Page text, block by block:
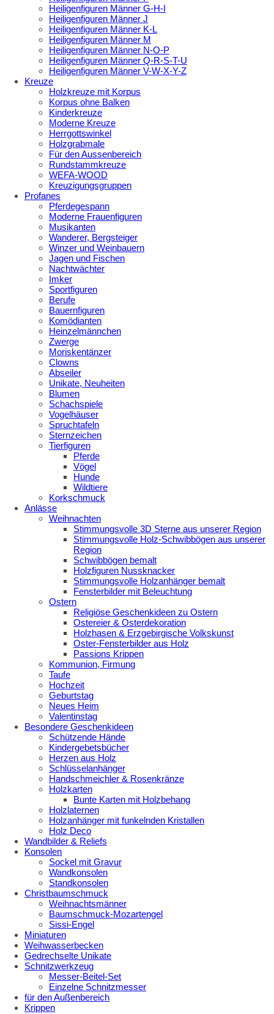
Heiligenfiguren Männer G-H-I
Heiligenfiguren Männer J
Heiligenfiguren Männer K-L
Heiligenfiguren Männer M
Heiligenfiguren Männer N-O-P
Heiligenfiguren Männer Q-R-S-T-U
Heiligenfiguren Männer V-W-X-Y-Z
Kreuze
Holzkreuze mit Korpus
Korpus ohne Balken
Kinderkreuze
Moderne Kreuze
Herrgottswinkel
Holzgrabmale
Für den Aussenbereich
Rundstammkreuze
WEFA-WOOD
Kreuzigungsgruppen
Profanes
Pferdegespann
Moderne Frauenfiguren
Musikanten
Wanderer, Bergsteiger
Winzer und Weinbauern
Jagen und Fischen
Nachtwächter
Imker
Sportfiguren
Berufe
Bauernfiguren
Komödianten
Heinzelmännchen
Zwerge
Moriskentänzer
Clowns
Abseiler
Unikate, Neuheiten
Blumen
Schachspiele
Vogelhäuser
Spruchtafeln
Sternzeichen
Tierfiguren
Pferde
Vögel
Hunde
Wildtiere
Korkschmuck
Anlässe
Weihnachten
Stimmungsvolle 3D Sterne aus unserer Region
Stimmungsvolle Holz-Schwibbögen aus unserer
Region
Schwibbögen bemalt
Holzfiguren Nussknacker
Stimmungsvolle Holzanhänger bemalt
Fensterbilder mit Beleuchtung
Ostern
Religiöse Geschenkideen zu Ostern
Ostereier & Osterdekoration
Holzhasen & Erzgebirgische Volkskunst
Oster-Fensterbilder aus Holz
Passions Krippen
Kommunion, Firmung
Taufe
Hochzeit
Geburtstag
Neues Heim
Valentinstag
Besondere Geschenkideen
Schützende Hände
Kindergebetsbücher
Herzen aus Holz
Schlüsselanhänger
Handschmeichler & Rosenkränze
Holzkarten
Bunte Karten mit Holzbehang
Holzlaternen
Holzanhänger mit funkelnden Kristallen
Holz Deco
Wandbilder & Reliefs
Konsolen
Sockel mit Gravur
Wandkonsolen
Standkonsolen
Christbaumschmuck
Weihnachtsmänner
Baumschmuck-Mozartengel
Sissi-Engel
Miniaturen
Weihwasserbecken
Gedrechselte Unikate
Schnitzwerkzeug
Messer-Beitel-Set
Einzelne Schnitzmesser
für den Außenbereich
Krippen